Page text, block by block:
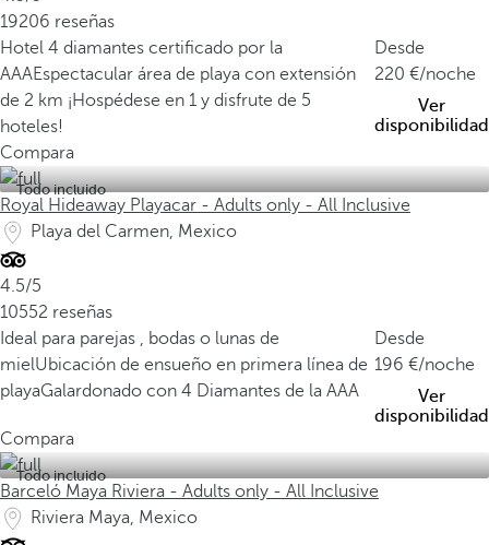
19206 reseñas
Hotel 4 diamantes certificado por la
AAAEspectacular área de playa con extensión
de 2 km ¡Hospédese en 1 y disfrute de 5
hoteles!
Desde
220
/noche
Ver
disponibilidad
Compara
Todo incluido
Royal Hideaway Playacar - Adults only - All Inclusive
Playa del Carmen, Mexico
4.5/5
10552 reseñas
Ideal para parejas , bodas o lunas de
mielUbicación de ensueño en primera línea de
playaGalardonado con 4 Diamantes de la AAA
Desde
196
/noche
Ver
disponibilidad
Compara
Todo incluido
Barceló Maya Riviera - Adults only - All Inclusive
Riviera Maya, Mexico